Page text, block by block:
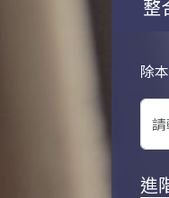
整
除
關
進